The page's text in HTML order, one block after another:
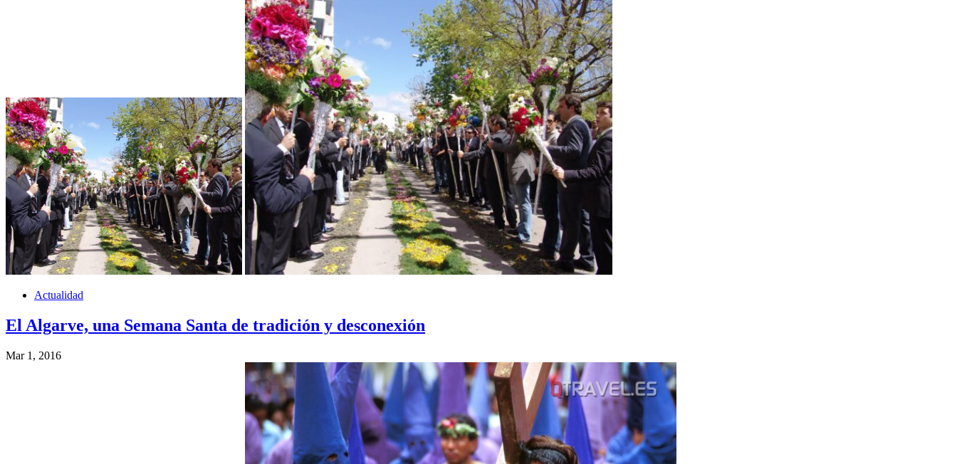
Actualidad
El Algarve, una Semana Santa de tradición y desconexión
Mar 1, 2016